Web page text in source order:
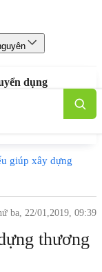
dụng
giúp xây dựng
ba, 22/01,2019, 09:39
thương